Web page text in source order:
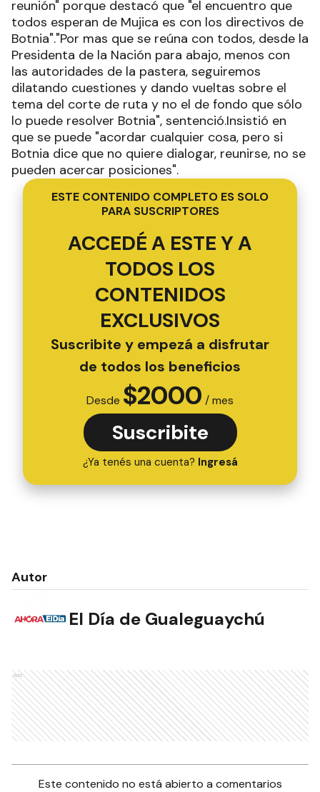
reunión" porque destacó que "el encuentro que
todos esperan de Mujica es con los directivos de
Botnia"."Por mas que se reúna con todos, desde la
Presidenta de la Nación para abajo, menos con
las autoridades de la pastera, seguiremos
dilatando cuestiones y dando vueltas sobre el
tema del corte de ruta y no el de fondo que sólo
lo puede resolver Botnia", sentenció.Insistió en
que se puede "acordar cualquier cosa, pero si
Botnia dice que no quiere dialogar, reunirse, no se
pueden acercar posiciones".
ESTE CONTENIDO COMPLETO ES SOLO
PARA SUSCRIPTORES
ACCEDÉ A ESTE Y A
TODOS LOS
CONTENIDOS
EXCLUSIVOS
Suscribite y empezá a disfrutar
de todos los beneficios
Desde $2000 / mes
Suscribite
¿Ya tenés una cuenta? Ingresá
Autor
El Día de Gualeguaychú
Ads
Este contenido no está abierto a comentarios